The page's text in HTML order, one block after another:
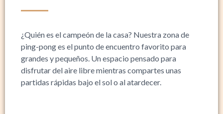
¿Quién es el campeón de la casa? Nuestra zona de
ping-pong es el punto de encuentro favorito para
grandes y pequeños. Un espacio pensado para
disfrutar del aire libre mientras compartes unas
partidas rápidas bajo el sol o al atardecer.